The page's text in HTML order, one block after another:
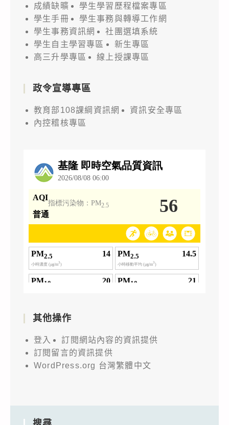
成績缺曠
學生學習歷程檔案專區
學生手冊
學生事務與轉導工作網
學生事務資訊網
社團選填系統
學生自主學習專區
新生專區
高三升學專區
線上授課專區
政令宣導專區
教育部108課綱資訊網
資訊安全專區
內控稽核專區
其他操作
登入
訂閱網站內容的資訊提供
訂閱留言的資訊提供
WordPress.org 台灣繁體中文